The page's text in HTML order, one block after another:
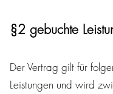
§2 gebuchte
Der Vertrag gilt für
Leistungen und wird